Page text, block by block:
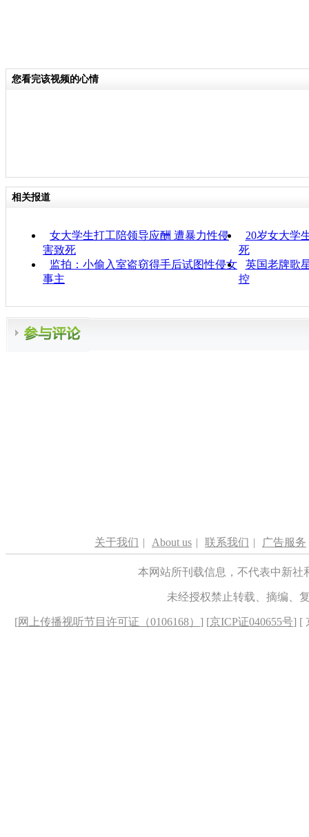
您看完该视频的心情
相关报道
女大学生打工陪领导应酬 遭暴力性侵
害致死
20岁女大学
死
监拍：小偷入室盗窃得手后试图性侵女
事主
英国老牌歌
控
关于我们 | About us | 联系我们 | 广告服务
本网站所刊载信息，不代表中新
未经授权禁止转载、摘编、
[网上传播视听节目许可证（0106168） ] [京ICP证040655号] [